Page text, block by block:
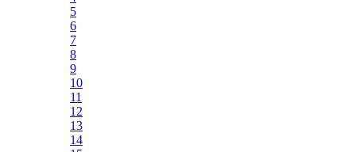
5
6
7
8
9
10
11
12
13
14